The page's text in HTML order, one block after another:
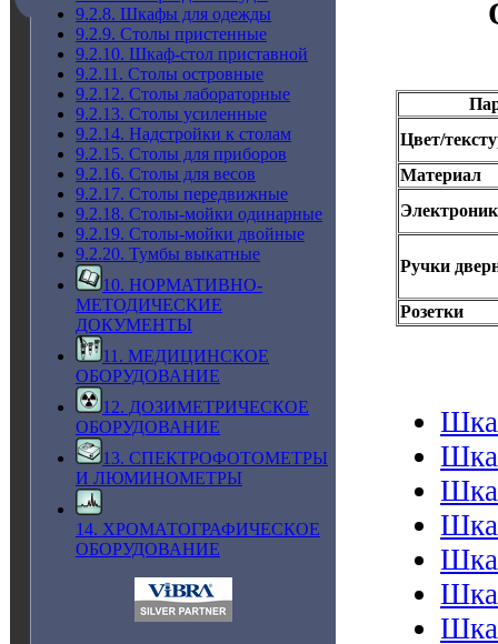
9.2.8. Шкафы для одежды
9.2.9. Столы пристенные
9.2.10. Шкаф-стол приставной
9.2.11. Столы островные
9.2.12. Столы лабораторные
9.2.13. Столы усиленные
9.2.14. Надстройки к столам
9.2.15. Столы для приборов
9.2.16. Столы для весов
9.2.17. Столы передвижные
9.2.18. Столы-мойки одинарные
9.2.19. Столы-мойки двойные
9.2.20. Тумбы выкатные
10. НОРМАТИВНО-
МЕТОДИЧЕСКИЕ
ДОКУМЕНТЫ
11. МЕДИЦИНСКОЕ
ОБОРУДОВАНИЕ
12. ДОЗИМЕТРИЧЕСКОЕ
ОБОРУДОВАНИЕ
13. СПЕКТРОФОТОМЕТРЫ
И ЛЮМИНОМЕТРЫ
14. ХРОМАТОГРАФИЧЕСКОЕ
ОБОРУДОВАНИЕ
Цвет/
Материал
Ручки
Розетки